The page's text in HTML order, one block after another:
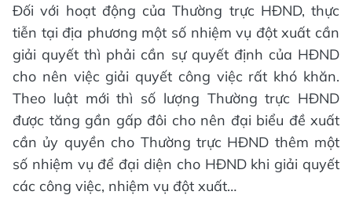
Đối với hoạt động của Thường trực HĐND, thực
tiễn tại địa phương một số nhiệm vụ đột xuất cần
giải quyết thì phải cần sự quyết định của HĐND
cho nên việc giải quyết công việc rất khó khăn.
Theo luật mới thì số lượng Thường trực HĐND
được tăng gần gấp đôi cho nên đại biểu đề xuất
cần ủy quyền cho Thường trực HĐND thêm một
số nhiệm vụ để đại diện cho HĐND khi giải quyết
các công việc, nhiệm vụ đột xuất…